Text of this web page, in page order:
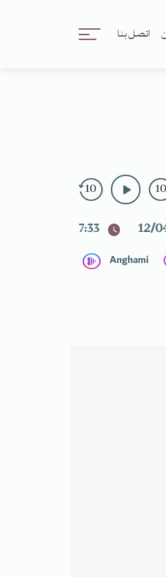
اتصل بنا
10 10
12/
7:33
Anghami